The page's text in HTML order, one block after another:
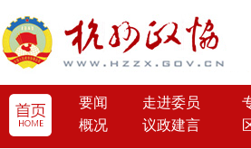
要闻 走进委员
概况
议政建言